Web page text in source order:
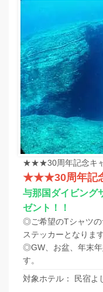
★★★30周年記念キ
★★★30周年記
与那国ダイビング
ゼント！！
◎ご希望のTシャツの
ステッカーとなります
◎GW、お盆、年末年
す。
対象ホテル： 民宿よ